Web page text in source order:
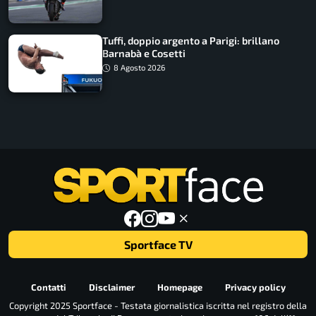
Tuffi, doppio argento a Parigi: brillano
Barnabà e Cosetti
8 Agosto 2026
Sportface TV
Contatti Disclaimer Homepage
Privacy policy
Copyright 2025 Sportface - Testata giornalistica iscritta nel registro della